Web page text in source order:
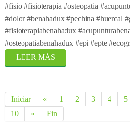
#fisio #fisioterapia #osteopatia
#dolor #benahadux #pechina #huercal
#fisioterapiabenahadux
#osteopatiabenahadux #epi #epte
LEER MÁS
Iniciar « 1 2 3 4 5
10
» Fin